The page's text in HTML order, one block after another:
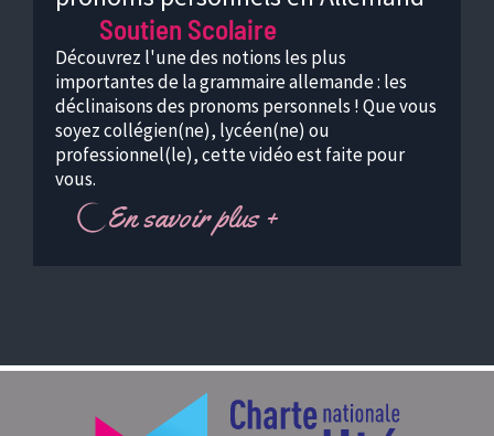
Soutien Scolaire
Découvrez l'une des notions les plus
importantes de la grammaire allemande : les
déclinaisons des pronoms personnels ! Que vous
soyez collégien(ne), lycéen(ne) ou
professionnel(le), cette vidéo est faite pour
vous.
En savoir plus +